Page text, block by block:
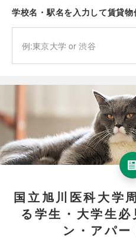
学校名・駅名を入力して賃貸物
国立旭川医科大学
る学生・大学生
ン・アパ